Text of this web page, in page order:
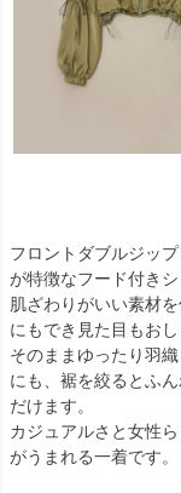
フロントダブルジッ
が特徴なフード付きシ
肌ざわりがいい素材
にもでき見た目もお
そのままゆったり羽
にも、裾を絞るとふ
だけます。
カジュアルさと女性
がうまれる一着です。